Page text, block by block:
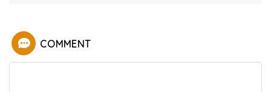
COMMENT